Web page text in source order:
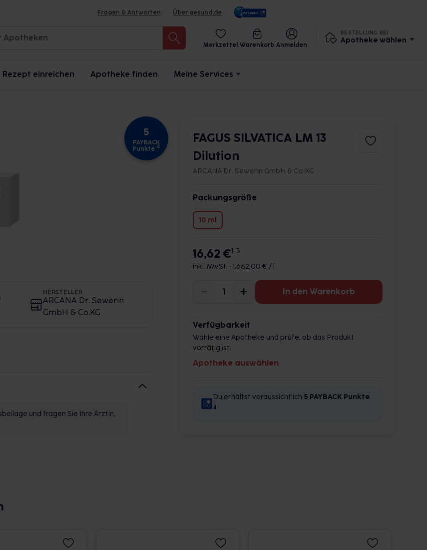
Fragen & Antworten Über gesund.de
Merkzettel Warenkorb Anmelden
BESTELLUNG BEI
Apotheke wählen
Rezept einreichen Apotheke finden Meine Services
5
PAYBACK
Punkte 4
HERSTELLER
ARCANA Dr. Sewerin
GmbH & Co.KG
und fragen Sie Ihre Ärztin,
FAGUS SILVATICA LM 13
Dilution
ARCANA Dr. Sewerin GmbH & Co.KG
Packungsgröße
10 ml
16,62 €1, 3
inkl. MwSt. • 1.662,00 € / l
In den Warenkorb
Verfügbarkeit
Wähle eine Apotheke und prüfe, ob das Produkt
vorrätig ist.
Apotheke auswählen
Du erhältst voraussichtlich 5 PAYBACK Punkte
4